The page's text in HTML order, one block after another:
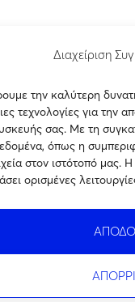
Διαχείριση
την καλύτερη
τεχνολογίες για την
σας. Με τη
όπως η
στον ιστότοπό
ορισμένες